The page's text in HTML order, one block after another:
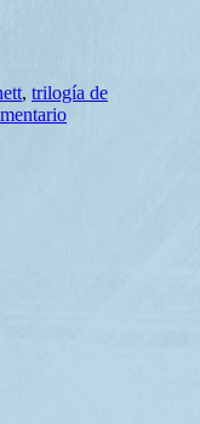
, trilogía de